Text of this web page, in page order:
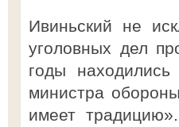
Ивиньский не
уголовных дел
годы
министра
имеет